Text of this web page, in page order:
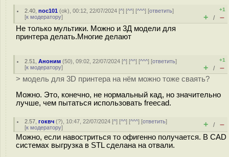
2.40 ,noc101 (ok), 00:12, 22/07/2024 [^] [^^] [^^^] [ответить]
[к модератору]
+1
+ / –
Не только мультики. Можно и 3Д модели для
принтера делать.Многие делают
2.51 ,Аноним (50), 09:02, 22/07/2024 [^] [^^] [^^^] [ответить]
[к модератору]
+1
+ / –
> модель для 3D принтера на нём можно тоже сваять?
Можно. Это, конечно, не нормальный кад, но значительно
лучше, чем пытаться использовать freecad.
2.57 ,гоквч (?), 10:47, 22/07/2024 [^] [^^] [^^^] [ответить]
[к модератору] + / –
Можно, если навостриться то офигенно получается. В CAD
системах выгрузка в STL сделана на отвали.